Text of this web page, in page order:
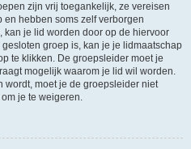
zijn vrij toegankelijk, ze vereisen
hebben soms zelf verborgen
kan je lid worden door op de hiervoor
groep is, kan je je lidmaatschap
te klikken. De groepsleider moet je
mogelijk waarom je lid wil worden.
wordt, moet je de groepsleider niet
je te weigeren.